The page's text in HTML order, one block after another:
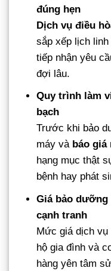
đúng hẹn
Dịch vụ điều
sắp xếp lịch
tiếp nhận yêu
đợi lâu.
Quy trình làm
bạch
Trước khi bảo
máy và báo giá
hạng mục thật
bệnh hay phát
Giá bảo dưỡng
cạnh tranh
Mức giá dịch
hộ gia đình và
hàng yên tâm